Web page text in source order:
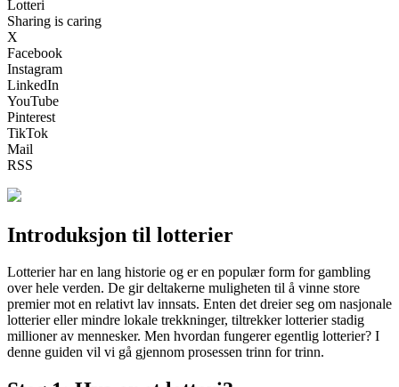
Lotteri
Sharing is caring
X
Facebook
Instagram
LinkedIn
YouTube
Pinterest
TikTok
Mail
RSS
Introduksjon til lotterier
Lotterier har en lang historie og er en populær form for gambling
over hele verden. De gir deltakerne muligheten til å vinne store
premier mot en relativt lav innsats. Enten det dreier seg om nasjonale
lotterier eller mindre lokale trekkninger, tiltrekker lotterier stadig
millioner av mennesker. Men hvordan fungerer egentlig lotterier? I
denne guiden vil vi gå gjennom prosessen trinn for trinn.